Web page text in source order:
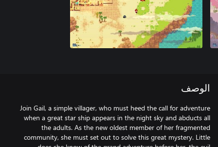
الوصف
Join Gail, a simple villager, who must heed the call for adventure
when a great star ship appears in the night sky and abducts all
the adults. As the new oldest member of her fragmented
community, she must set out to solve this great mystery. Little